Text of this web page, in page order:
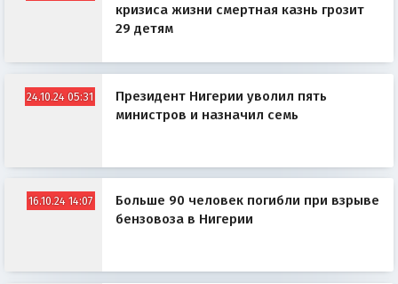
кризиса жизни смертная казнь грозит
29 детям
24.10.24 05:31
Президент Нигерии уволил пять
министров и назначил семь
16.10.24 14:07
Больше 90 человек погибли при взрыве
бензовоза в Нигерии